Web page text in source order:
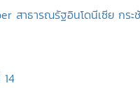
าธารณรัฐอินโดนีเซีย กระ